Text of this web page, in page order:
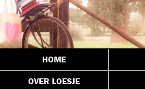
HOME
OVER LOESJE